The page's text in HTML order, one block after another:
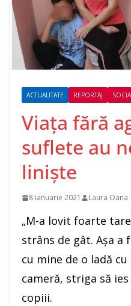
ACTUALITATE REPORTAJ
Viața fără
suflete au
liniște
8 ianuarie 2021 Laura Oana
„M-a lovit foarte
strâns de gât. Aşa a
cu mine de o ladă
cameră, striga să
copiii.